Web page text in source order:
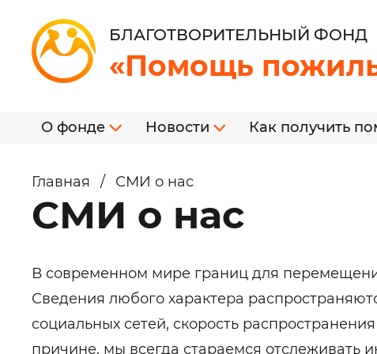
БЛАГОТВОРИТЕЛЬНЫЙ ФОНД
«Помощь
О фонде Новости Как получить
Главная / СМИ о нас
СМИ о нас
В современном мире границ для
Сведения любого характера
социальных сетей, скорость
причине, мы всегда стараемся